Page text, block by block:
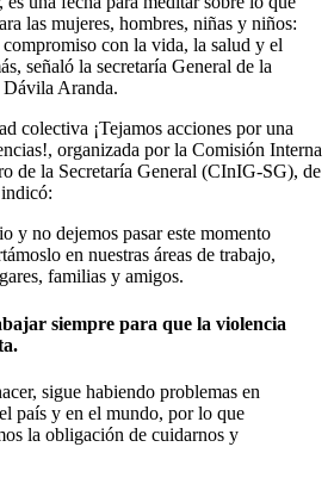
las mujeres, hombres, niñas y niños:
con la vida, la salud y el
señaló la secretaría General de la
Aranda.
colectiva ¡Tejamos acciones por una
organizada por la Comisión Interna
de la Secretaría General (CInIG-SG), de
y no dejemos pasar este momento
en nuestras áreas de trabajo,
familias y amigos.
siempre para que la violencia
sigue habiendo problemas en
país y en el mundo, por lo que
la obligación de cuidarnos y